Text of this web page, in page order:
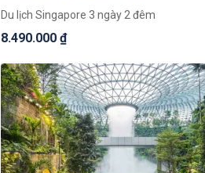
Du lịch Singapore 3 ngày 2 đêm
8.490.000 ₫